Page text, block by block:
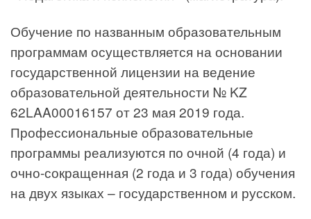
Обучение по названным образовательным
программам осуществляется на основании
государственной лицензии на ведение
образовательной деятельности № KZ
62LAA00016157 от 23 мая 2019 года.
Профессиональные образовательные
программы реализуются по очной (4 года) и
очно-сокращенная (2 года и 3 года) обучения
на двух языках – государственном и русском.